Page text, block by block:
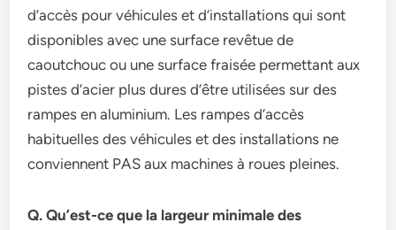
d’accès pour véhicules et d’installations qui sont
disponibles avec une surface revêtue de
caoutchouc ou une surface fraisée permettant aux
pistes d’acier plus dures d’être utilisées sur des
rampes en aluminium. Les rampes d’accès
habituelles des véhicules et des installations ne
conviennent PAS aux machines à roues pleines.
Q. Qu’est-ce que la largeur minimale des